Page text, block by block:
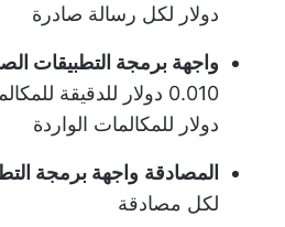
دولار لكل رسالة صادرة
واجهة برمجة التطبيقات
دولار للمكالمات الواردة
المصادقة واجهة برمجة
لكل مصادقة